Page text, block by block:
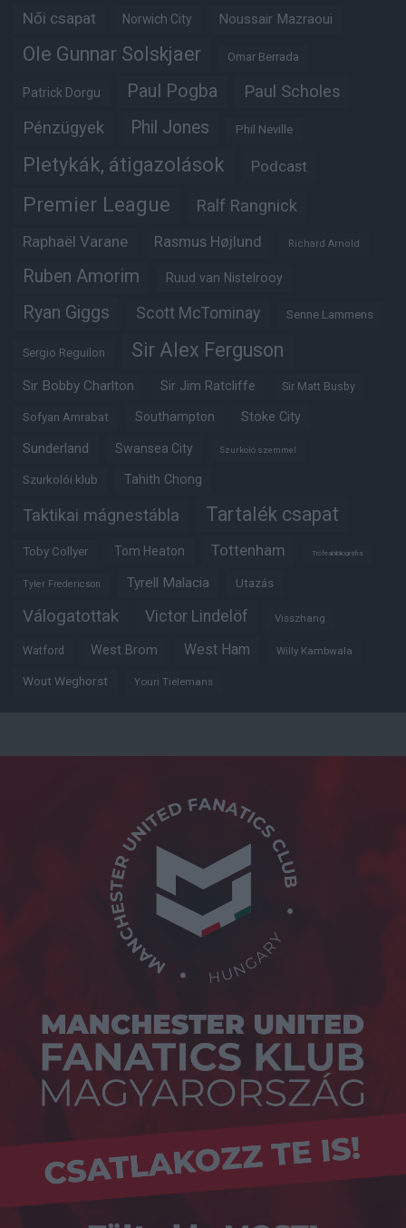
Női csapat Norwich City Noussair Mazraoui
Ole Gunnar Solskjaer Omar Berrada
Patrick Dorgu Paul Pogba Paul Scholes
Pénzügyek Phil Jones Phil Neville
Pletykák, átigazolások Podcast
Premier League Ralf Rangnick
Raphaël Varane Rasmus Højlund Richard Arnold
Ruben Amorim Ruud van Nistelrooy
Ryan Giggs Scott McTominay Senne Lammens
Sergio Reguilon Sir Alex Ferguson
Sir Bobby Charlton Sir Jim Ratcliffe Sir Matt Busby
Sofyan Amrabat Southampton Stoke City
Sunderland Swansea City Szurkoló szemmel
Szurkolói klub Tahith Chong
Taktikai mágnestábla Tartalék csapat
Toby Collyer Tom Heaton Tottenham Trófeabibliográfia
Tyler Fredericson Tyrell Malacia Utazás
Válogatottak Victor Lindelöf Visszhang
Watford West Brom West Ham Willy Kambwala
Wout Weghorst Youri Tielemans